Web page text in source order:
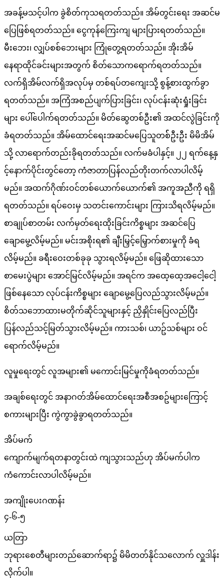
အခန့်မသင့်ပါက ခွဲစိတ်ကုသရတတ်သည်။ အိမ်တွင်းရေး အဆင်မ
ပြေဖြစ်ရတတ်သည်။ ငွေကုန်ကြေးကျ များပြားရတတ်သည်။
မီးဘေး၊ လျှပ်စစ်ဘေးများ ကြုံတွေ့ရတတ်သည်။ အိုးအိမ်
နေရာထိုင်ခင်းများအတွက် စိတ်သောကရောက်ရတတ်သည်။
လက်ရှိအိမ်လက်ရှိအလုပ်မှ တစ်ရပ်တကျေးသို့ စွန့်စားထွက်ခွာ
ရတတ်သည်။ အကြံအစည်ပျက်ပြားခြင်း၊ လုပ်ငန်းဆုံးရှုံးခြင်း
များ ပေါ်ပေါက်ရတတ်သည်။ မိတ်ဆွေတစ်ဦး၏ အထင်လွဲခြင်းကို
ခံရတတ်သည်။ အိမ်ထောင်ရေးအဆင်မပြေသူတစ််ဦးဦး မိမိအိမ်
သို့ လာရောက်တည်းခိုရတတ်သည်။ လက်မခံပါနှင့်။ ၂၂ ရက်နေ့နှ
င့်နောက်ပိုင်းတွင်တော့ ကံဇာတာပြန်လည်တိုးတက်လာပါလိမ့်
မည်။ အထက်ဂိုဏ်းဝင်တစ်ယောက်ယောက်၏ အကူအညီကို ရရှိ
ရတတ်သည်။ ရပ်ဝေးမှ သတင်းကောင်းများ ကြားသိရလိမ့်မည်။
စာချုပ်စာတမ်း လက်မှတ်ရေးထိုးခြင်းကိစ္စများ အဆင်ပြေ
ချောမွေ့လိမ့်မည်။ မင်းအစိုးရ၏ ချီးမြှင့်မြှောက်စားမှုကို ခံရ
လိမ့်မည်။ ခရီးဝေးတစ်ခုခု သွားရလိမ့်မည်။ ဖြေဆိုထားသော
စာမေးပွဲများ အောင်မြင်လိမ့်မည်။ အရင်က အထေ့ထေ့အငေါ့ငေါ့
ဖြစ်နေသော လုပ်ငန်းကိစ္စများ ချောမွေ့ပြေလည်သွားလိမ့်မည်။
စိတ်သဘောထားမတိုက်ဆိုင်သူများနှင့် ညှိနှိုင်းပြေလည်ပြီး
ပြန်လည်သင့်မြတ်သွားလိမ့်မည်။ ကားသစ်၊ ယာဥ်သစ်များ ဝင်
ရောက်လိမ့်မည်။
လူမှုရေးတွင် လူအများ၏ မကောင်းမြင်မှုကိုခံရတတ်သည်။
အချစ်ရေးတွင် အနာဂတ်အိမ်ထောင်ရေးအစီအစဥ်များကြောင့်
စကားများပြီး ကွဲကွာခွဲခွာရတတ်သည်။
အိပ်မက်
ကျောက်မျက်ရတနာတွင်းထဲ ကျသွားသည်ဟု အိပ်မက်ပါက
ကံကောင်းလာပါလိမ့်မည်။
အကျိုးပေးဂဏန်း
၄-၆-၅
ယတြာ
ဘုရားစေတီများတည်ဆောက်ရာ၌ မိမိတတ်နိုင်သလောက် လှူဒါန်း
လိုက်ပါ။